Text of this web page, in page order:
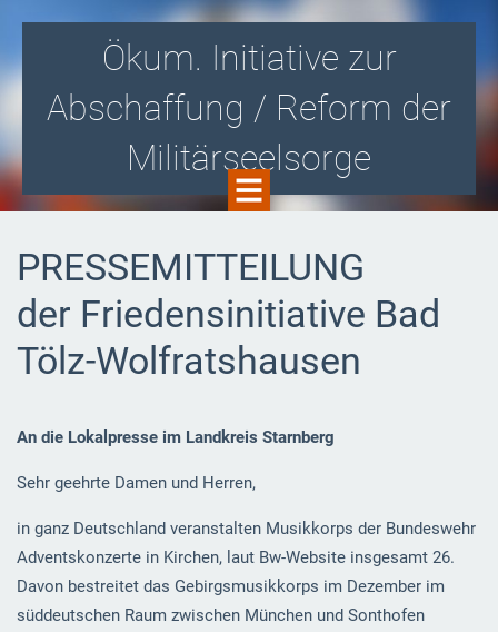
Ökum. Initiative zur
Abschaffung / Reform der
Militärseelsorge
Gegen die Zusammenarbeit von Kirche
und Militär! Für eine kirchlich
organisierte Soldatenseelsorge i.S.v.
Aussteigerbegleitung und -beratung!
PRESSEMITTEILUNG
der Friedensinitiative Bad
Tölz-Wolfratshausen
An die Lokalpresse im Landkreis Starnberg
Sehr geehrte Damen und Herren,
in ganz Deutschland veranstalten Musikkorps der Bundeswehr
Adventskonzerte in Kirchen, laut Bw-Website insgesamt 26.
Davon bestreitet das Gebirgsmusikkorps im Dezember im
süddeutschen Raum zwischen München und Sonthofen